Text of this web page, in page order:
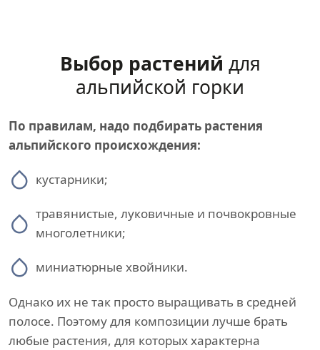
Выбор растений для
альпийской горки
По правилам, надо подбирать растения
альпийского происхождения:
кустарники;
травянистые, луковичные и почвокровные
многолетники;
миниатюрные хвойники.
Однако их не так просто выращивать в средней
полосе. Поэтому для композиции лучше брать
любые растения, для которых характерна